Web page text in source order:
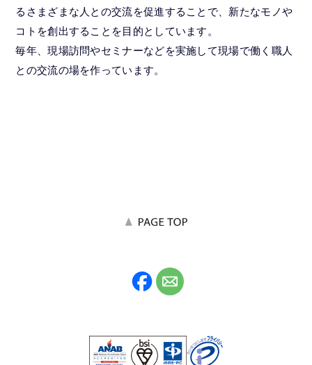
るさまざまな人との交流を促進することで、新たなモノや
コトを創出することを目的としています。
毎年、現場訪問やセミナーなどを実施して現場で働く職人
との交流の場を作っています。